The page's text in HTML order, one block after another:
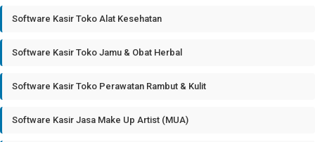
Software Kasir Toko Alat Kesehatan
Software Kasir Toko Jamu & Obat Herbal
Software Kasir Toko Perawatan Rambut & Kulit
Software Kasir Jasa Make Up Artist (MUA)